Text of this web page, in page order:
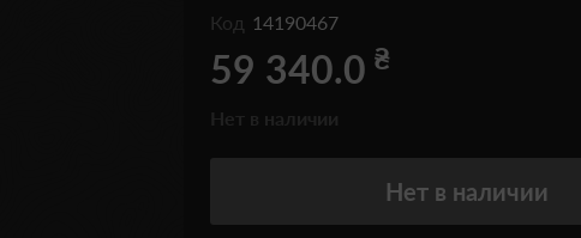
Код 14190467
59 340.0 ₴
Нет в наличии